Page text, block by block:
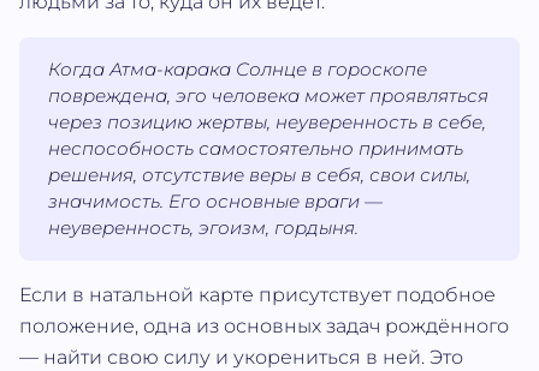
Когда Атма‐карака Солнце в гороскопе
повреждена, эго человека может проявляться
через позицию жертвы, неуверенность в себе,
неспособность самостоятельно принимать
решения, отсутствие веры в себя, свои силы,
значимость. Его основные враги —
неуверенность, эгоизм, гордыня.
Если в натальной карте присутствует подобное
положение, одна из основных задач рождённого
— найти свою силу и укорениться в ней. Это